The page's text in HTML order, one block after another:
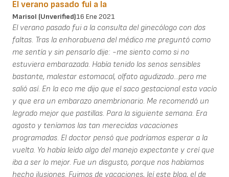
El verano pasado fui a la
Marisol (unverified)16 Ene 2021
El verano pasado fui a la consulta del ginecólogo con dos
faltas. Tras la enhorabuena del médico me preguntó como
me sentía y sin pensarlo dije: -me siento como si no
estuviera embarazada. Había tenido los senos sensibles
bastante, malestar estomacal, olfato agudizado...pero me
salió así. En la eco me dijo que el saco gestacional esta vacío
y que era un embarazo anembrionario. Me recomendó un
legrado mejor que pastillas. Para la siguiente semana. Era
agosto y teníamos las tan merecidas vacaciones
programadas. El doctor pensó que podríamos esperar a la
vuelta. Yo había leído algo del manejo expectante y creí que
iba a ser lo mejor. Fue un disgusto, porque nos habíamos
hecho ilusiones. Fuimos de vacaciones, leí este blog, el de